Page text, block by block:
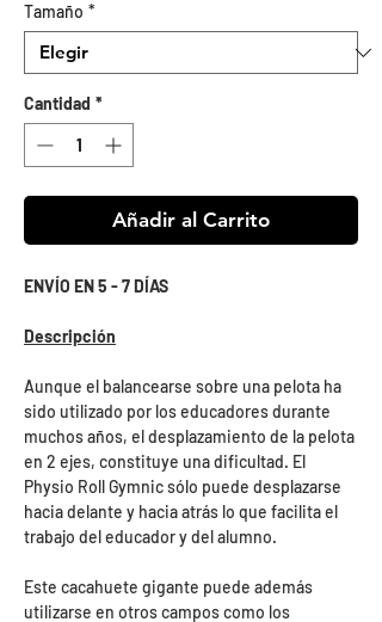
oferta
Tamaño *
Cantidad *
Añadir al Carrito
ENVÍO EN 5 - 7 DÍAS
Descripción
Aunque el balancearse sobre una pelota ha
sido utilizado por los educadores durante
muchos años, el desplazamiento de la pelota
en 2 ejes, constituye una dificultad. El
Physio Roll Gymnic sólo puede desplazarse
hacia delante y hacia atrás lo que facilita el
trabajo del educador y del alumno.
Este cacahuete gigante puede además
utilizarse en otros campos como los